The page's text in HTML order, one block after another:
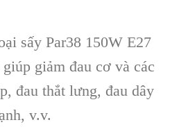
sấy Par38 150W E27
giảm đau cơ và các
đau thắt lưng, đau dây
v.v.